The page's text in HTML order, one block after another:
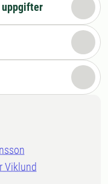
uppgifter
Viklund